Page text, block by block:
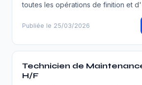
toutes les opérations de finition et
Publiée le 25/03/2026
Technicien de
H/F